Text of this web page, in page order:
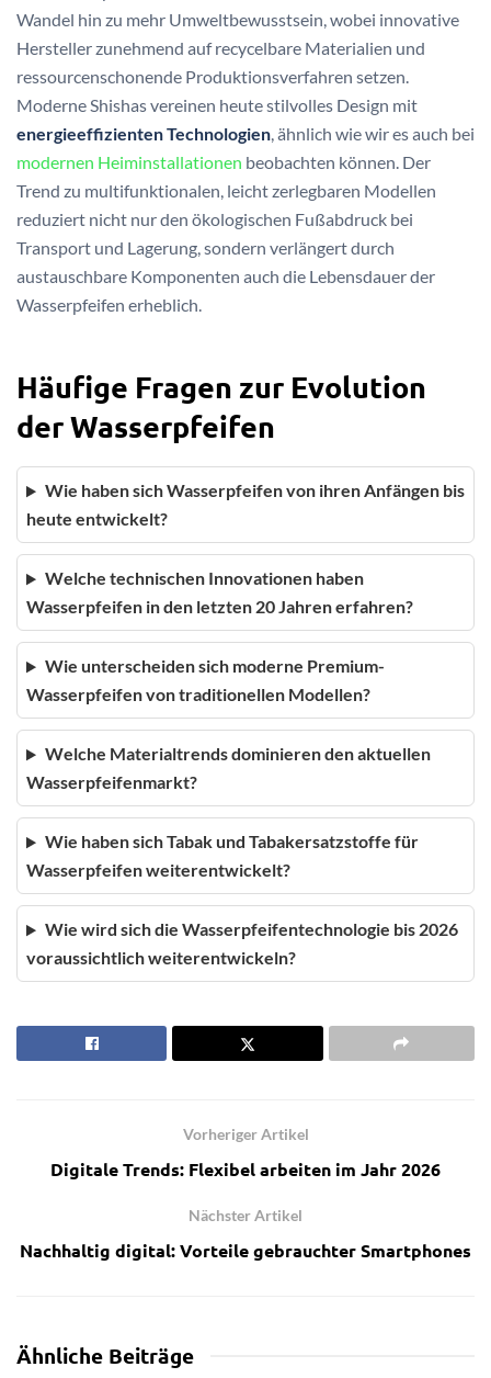
Wandel hin zu mehr Umweltbewusstsein, wobei innovative
Hersteller zunehmend auf recycelbare Materialien und
ressourcenschonende Produktionsverfahren setzen.
Moderne Shishas vereinen heute stilvolles Design mit
energieeffizienten Technologien , ähnlich wie wir es auch bei
modernen Heiminstallationen beobachten können. Der
Trend zu multifunktionalen, leicht zerlegbaren Modellen
reduziert nicht nur den ökologischen Fußabdruck bei
Transport und Lagerung, sondern verlängert durch
austauschbare Komponenten auch die Lebensdauer der
Wasserpfeifen erheblich.
Häufige Fragen zur Evolution
der Wasserpfeifen
Wie haben sich Wasserpfeifen von ihren Anfängen bis
heute entwickelt?
Welche technischen Innovationen haben
Wasserpfeifen in den letzten 20 Jahren erfahren?
Wie unterscheiden sich moderne Premium-
Wasserpfeifen von traditionellen Modellen?
Welche Materialtrends dominieren den aktuellen
Wasserpfeifenmarkt?
Wie haben sich Tabak und Tabakersatzstoffe für
Wasserpfeifen weiterentwickelt?
Wie wird sich die Wasserpfeifentechnologie bis 2026
voraussichtlich weiterentwickeln?
Vorheriger Artikel
Digitale Trends: Flexibel arbeiten im Jahr 2026
Nächster Artikel
Nachhaltig digital: Vorteile gebrauchter Smartphones
Ähnliche Beiträge